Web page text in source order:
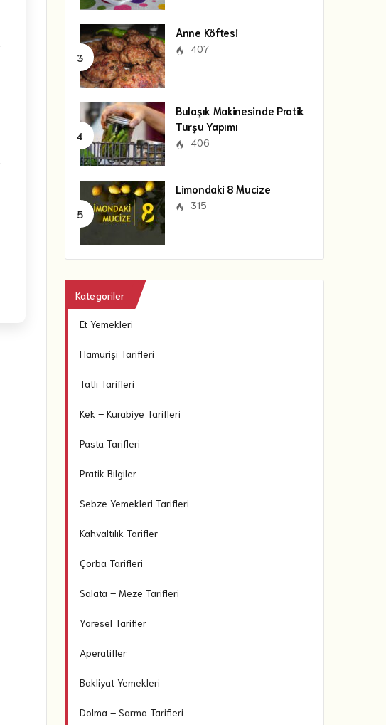
Anne Köftesi
407
Bulaşık Makinesinde Pratik
Turşu Yapımı
406
Limondaki 8 Mucize
315
Kategoriler
Et Yemekleri
Hamurişi Tarifleri
Tatlı Tarifleri
Kek – Kurabiye Tarifleri
Pasta Tarifleri
Pratik Bilgiler
Sebze Yemekleri Tarifleri
Kahvaltılık Tarifler
Çorba Tarifleri
Salata – Meze Tarifleri
Yöresel Tarifler
Aperatifler
Bakliyat Yemekleri
Dolma – Sarma Tarifleri